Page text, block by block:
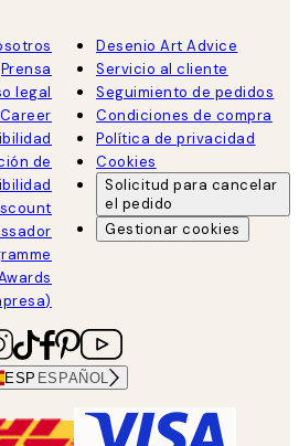
Prensa
legal
Career
de
Desenio Art Advice
Servicio al cliente
Seguimiento de pedidos
Condiciones de compra
Política de privacidad
Cookies
Solicitud para cancelar
el pedido
Gestionar cookies
ESP ESPAÑOL